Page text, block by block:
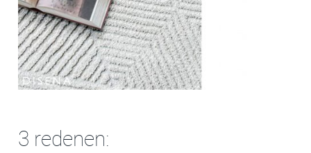
3 redenen: